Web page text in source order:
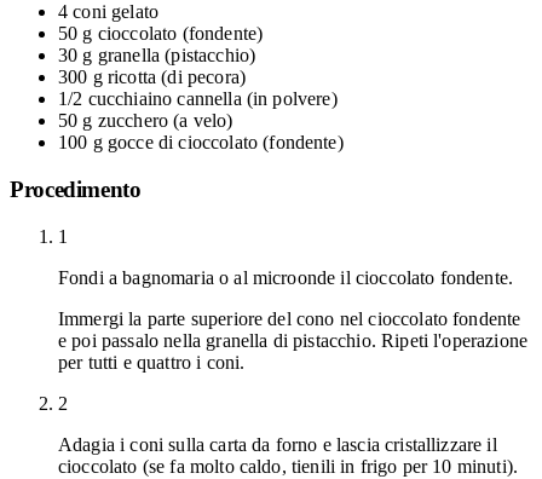
4coni gelato
50 g cioccolato (fondente)
30 g granella (pistacchio)
300 g ricotta (di pecora)
1/2 cucchiainocannella (in polvere)
50 g zucchero (a velo)
100 g gocce di cioccolato (fondente)
Procedimento
1
Fondi a bagnomaria o al microonde il cioccolato fondente.
Immergi la parte superiore del cono nel cioccolato fondente
e poi passalo nella granella di pistacchio. Ripeti l'operazione
per tutti e quattro i coni.
2
Adagia i coni sulla carta da forno e lascia cristallizzare il
cioccolato (se fa molto caldo, tienili in frigo per 10 minuti).